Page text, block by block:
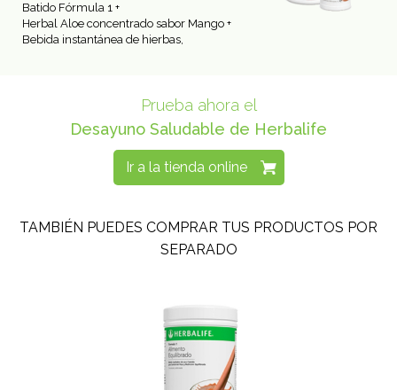
Batido Fórmula 1 +
Herbal Aloe concentrado sabor Mango +
Bebida instantánea de hierbas,
Prueba ahora el
Desayuno Saludable de Herbalife
Ir a la tienda online
TAMBIÉN PUEDES COMPRAR TUS PRODUCTOS POR
SEPARADO